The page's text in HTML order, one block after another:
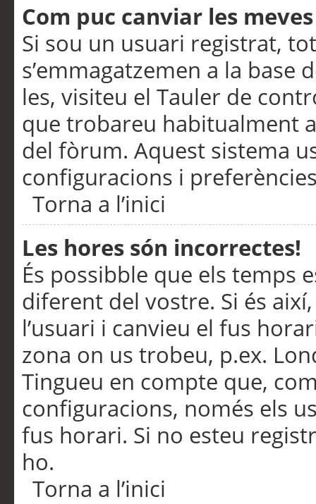
Com puc canviar les
Si sou un usuari registrat,
s’emmagatzemen a la
les, visiteu el Tauler de
que trobareu habitualment
del fòrum. Aquest sistema
configuracions i
Torna a l’inici
Les hores són incorrectes!
És possibble que els temps
diferent del vostre. Si és
l’usuari i canvieu el fus
zona on us trobeu, p.ex.
Tingueu en compte que,
configuracions, només els
fus horari. Si no esteu
ho.
Torna a l’inici